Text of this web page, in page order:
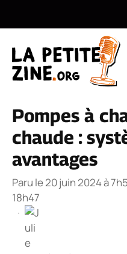
contenu
Pompes à
chaude :
avantages
Paru le 20 juin 2024 à
18h47
·